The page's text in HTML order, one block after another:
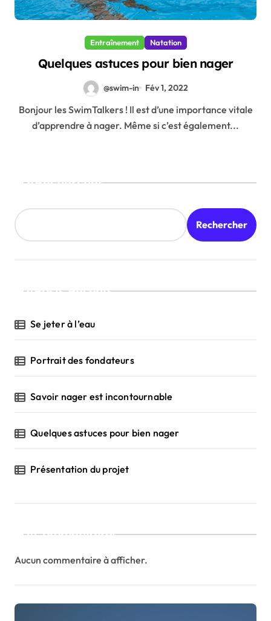
Entraînement Natation
Quelques astuces pour bien nager
@swim-in Fév 1, 2022
Bonjour les SwimTalkers ! Il est d’une importance vitale
d’apprendre à nager. Même si c’est également...
Rechercher
Rechercher
Posts Récents
Se jeter à l’eau
Portrait des fondateurs
Savoir nager est incontournable
Quelques astuces pour bien nager
Présentation du projet
Commentaires
Aucun commentaire à afficher.